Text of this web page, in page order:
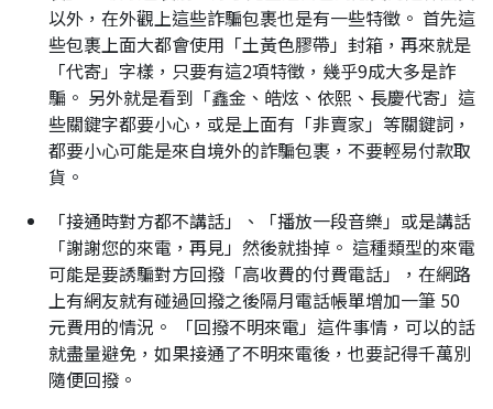
以外，在外觀上這些詐騙包裹也是有一些特徵。 首先這
些包裹上面大都會使用「土黃色膠帶」封箱，再來就是
「代寄」字樣，只要有這2項特徵，幾乎9成大多是詐
騙。 另外就是看到「鑫金、皓炫、依熙、長慶代寄」這
些關鍵字都要小心，或是上面有「非賣家」等關鍵詞，
都要小心可能是來自境外的詐騙包裹，不要輕易付款取
貨。
「接通時對方都不講話」、「播放一段音樂」或是講話
「謝謝您的來電，再見」然後就掛掉。 這種類型的來電
可能是要誘騙對方回撥「高收費的付費電話」，在網路
上有網友就有碰過回撥之後隔月電話帳單增加一筆 50
元費用的情況。 「回撥不明來電」這件事情，可以的話
就盡量避免，如果接通了不明來電後，也要記得千萬別
隨便回撥。